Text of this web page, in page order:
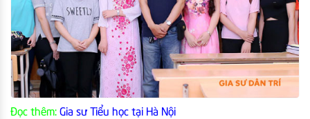
Đọc thêm: Gia sư Tiểu học tại Hà Nội